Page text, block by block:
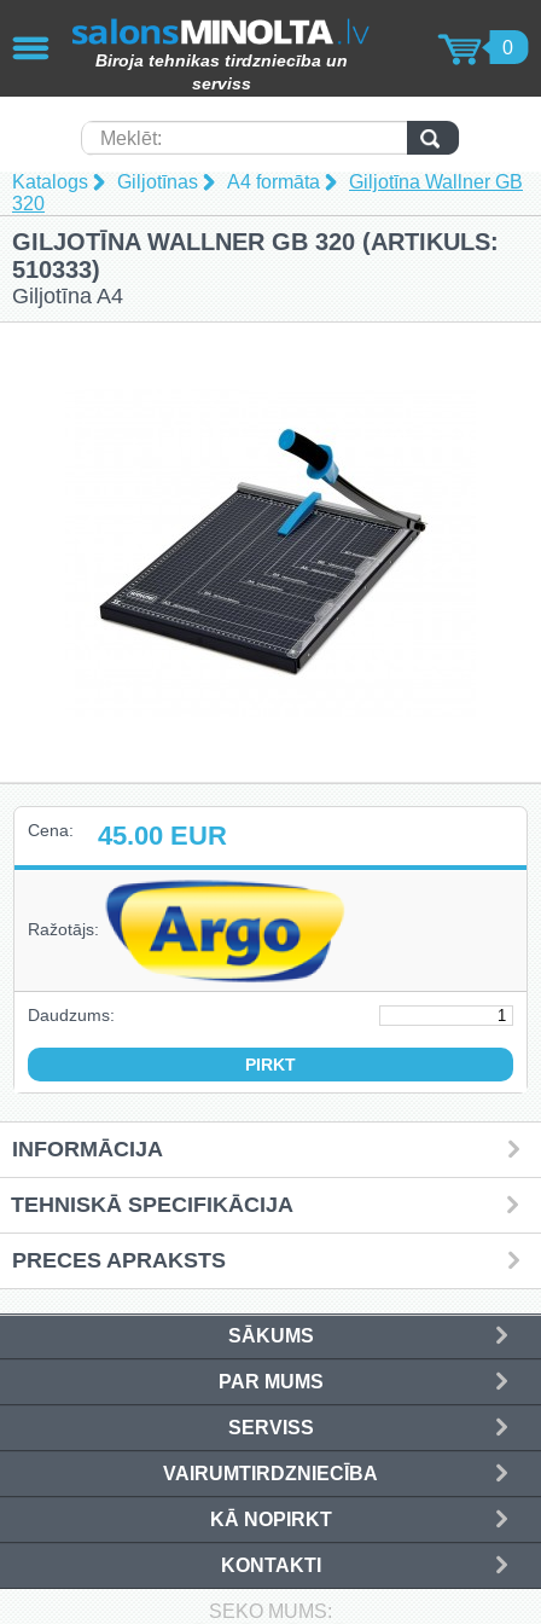
Biroja tehnikas tirdzniecība un
serviss
0
Meklēt:
Katalogs Giljotīnas A4 formāta
Giljotīna Wallner GB
320
GILJOTĪNA WALLNER GB 320 (ARTIKULS:
510333)
Giljotīna A4
Cena: 45.00 EUR
Ražotājs:
Daudzums:
INFORMĀCIJA
TEHNISKĀ SPECIFIKĀCIJA
PRECES APRAKSTS
SĀKUMS
PAR MUMS
SERVISS
VAIRUMTIRDZNIECĪBA
KĀ NOPIRKT
KONTAKTI
SEKO MUMS:
AIZVĒRT
KOPĒTĀJI / PRINTERI / SKENERI
(49)
Papīra smalcinātāji (62)
Laminēšanas iekārtas (15)
Iesiešanas tehnika (17)
Toneri (102)
Laminēšanas kabatiņas (15)
Izejmateriāli iesiešanai (6)
Biroja preces (1)
Pulksteņi (5)
Aizsarglīdzekļi (3)
Piederumi rakstīšanai un zīmēšanai
(4)
Kafija (4)
Grīdas nosegpaklāji (3)
Atslēgu skapīši (13)